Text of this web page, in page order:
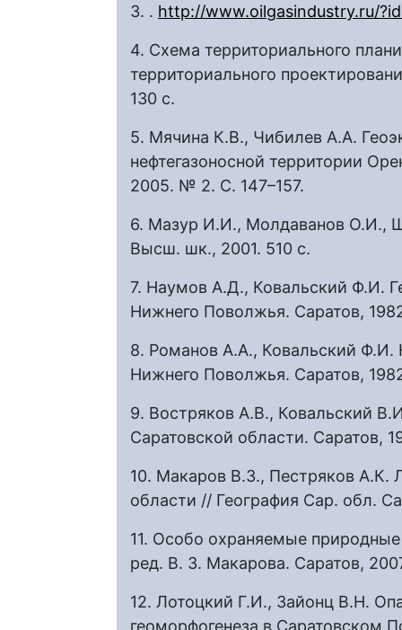
3. . http://www.oilgasindustry.ru/
4. Схема территориального
территориального
130 с.
5. Мячина К.В., Чибилев А.А.
нефтегазоносной территории
2005. № 2. С. 147–157.
6. Мазур И.И., Молдаванов О.И.,
Высш. шк., 2001. 510 с.
7. Наумов А.Д., Ковальский Ф.И.
Нижнего Поволжья. Саратов,
8. Романов А.А., Ковальский Ф.И.
Нижнего Поволжья. Саратов,
9. Востряков А.В., Ковальский
Саратовской области. Саратов,
10. Макаров В.З., Пестряков А.К.
области // География Сар. обл.
11. Особо охраняемые
ред. В. З. Макарова. Саратов,
12. Лотоцкий Г.И., Зайонц В.Н.
геоморфогенеза в Саратовском